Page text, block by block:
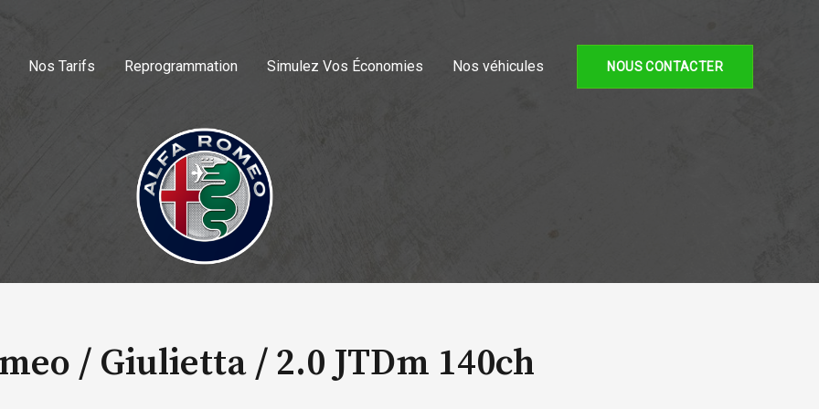
Nos Tarifs Reprogrammation Simulez Vos Économies Nos véhicules NOUS CONTACTER
/ Giulietta / 2.0 JTDm 140ch